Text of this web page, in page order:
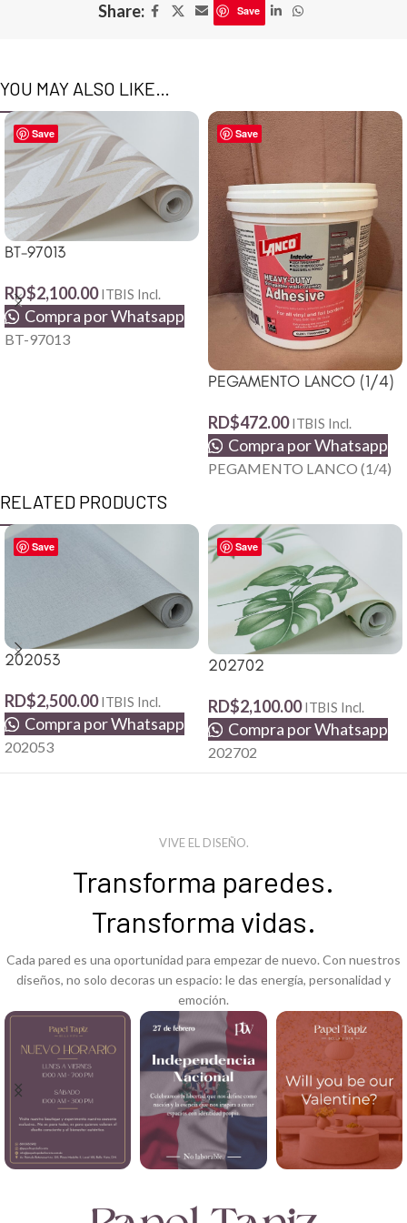
Share:
Save
YOU MAY ALSO LIKE…
Save
BT-97013
RD$2,100.00 ITBIS Incl.
Compra por Whatsapp
BT-97013
Save
PEGAMENTO LANCO (1/4)
RD$472.00 ITBIS Incl.
Compra por Whatsapp
PEGAMENTO LANCO (1/4)
RELATED PRODUCTS
Save
202053
RD$2,500.00 ITBIS Incl.
Compra por Whatsapp
202053
Save
202702
RD$2,100.00 ITBIS Incl.
Compra por Whatsapp
202702
VIVE EL DISEÑO.
Transforma paredes.
Transforma vidas.
Cada pared es una oportunidad para empezar de nuevo. Con nuestros
diseños, no solo decoras un espacio: le das energía, personalidad y
emoción.